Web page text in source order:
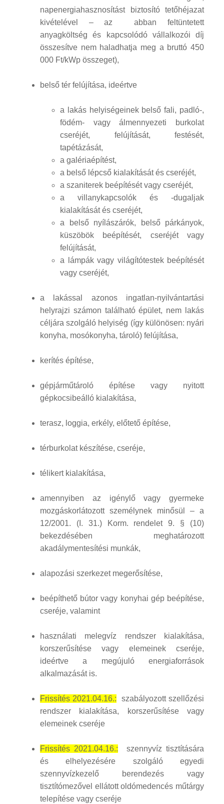
napenergiahasznosítást biztosító tetőhéjazat
kivételével – az abban feltüntetett
anyagköltség és kapcsolódó vállalkozói díj
összesítve nem haladhatja meg a bruttó 450
000 Ft/kWp összeget),
belső tér felújítása, ideértve
a lakás helyiségeinek belső fali, padló-,
födém- vagy álmennyezeti burkolat
cseréjét, felújítását, festését,
tapétázását,
a galériaépítést,
a belső lépcső kialakítását és cseréjét,
a szaniterek beépítését vagy cseréjét,
a villanykapcsolók és -dugaljak
kialakítását és cseréjét,
a belső nyílászárók, belső párkányok,
küszöbök beépítését, cseréjét vagy
felújítását,
a lámpák vagy világítótestek beépítését
vagy cseréjét,
a lakással azonos ingatlan-nyilvántartási
helyrajzi számon található épület, nem lakás
céljára szolgáló helyiség (így különösen: nyári
konyha, mosókonyha, tároló) felújítása,
kerítés építése,
gépjárműtároló építése vagy nyitott
gépkocsibeálló kialakítása,
terasz, loggia, erkély, előtető építése,
térburkolat készítése, cseréje,
télikert kialakítása,
amennyiben az igénylő vagy gyermeke
mozgáskorlátozott személynek minősül – a
12/2001. (I. 31.) Korm. rendelet 9. § (10)
bekezdésében meghatározott
akadálymentesítési munkák,
alapozási szerkezet megerősítése,
beépíthető bútor vagy konyhai gép beépítése,
cseréje, valamint
használati melegvíz rendszer kialakítása,
korszerűsítése vagy elemeinek cseréje,
ideértve a megújuló energiaforrások
alkalmazását is.
Frissítés 2021.04.16.: szabályozott szellőzési
rendszer kialakítása, korszerűsítése vagy
elemeinek cseréje
Frissítés 2021.04.16.: szennyvíz tisztítására
és elhelyezésére szolgáló egyedi
szennyvízkezelő berendezés vagy
tisztítómezővel ellátott oldómedencés műtárgy
telepítése vagy cseréje